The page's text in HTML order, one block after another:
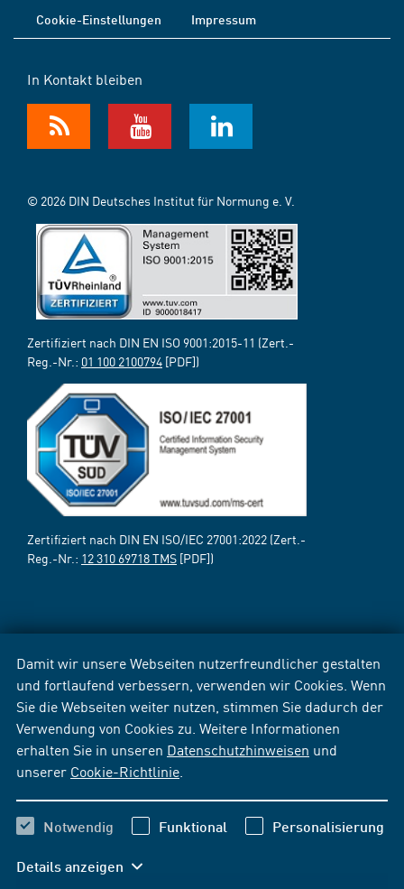
Damit wir unsere Webseiten nutzerfreundlicher gestalten
und fortlaufend verbessern, verwenden wir Cookies. Wenn
Sie die Webseiten weiter nutzen, stimmen Sie dadurch der
Verwendung von Cookies zu. Weitere Informationen
erhalten Sie in unseren Datenschutzhinweisen und
unserer Cookie-Richtlinie
Notwendig Funktional Personalisierung
Details anzeigen
Cookie-Einstellungen
Impressum
In Kontakt bleiben
© 2026 DIN Deutsches Institut für Normung e. V.
Zertifiziert nach DIN EN ISO 9001:2015-11 (Zert.-
Reg.-Nr.: 01 100 2100794 [PDF])
Zertifiziert nach DIN EN ISO/IEC 27001:2022 (Zert.-
Reg.-Nr.: 12 310 69718 TMS [PDF])